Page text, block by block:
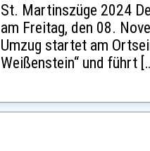
St. Martinszüge 2024
am Freitag, den 08.
Umzug startet am
Weißenstein“ und führt